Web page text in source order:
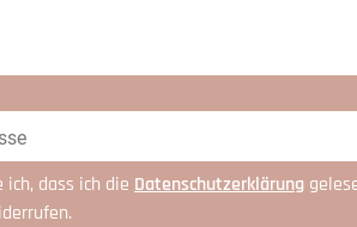
dass ich die Daten­schutz­erklärung